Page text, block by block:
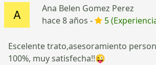
Ana Belen Gomez Perez
hace 8 años -
5
Escelente trato,asesoramiento
100%, muy satisfecha!!😜